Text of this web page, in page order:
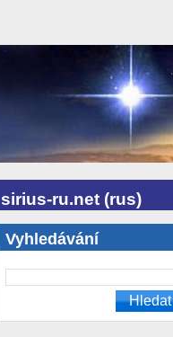
sirius-ru.net (rus)
Vyhledávání